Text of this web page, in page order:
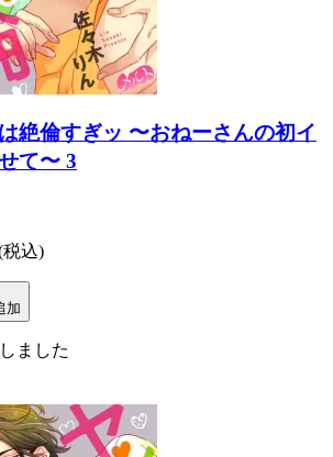
絶倫すぎッ 〜おねーさんの初イ
て〜 3
税込)
加
ました